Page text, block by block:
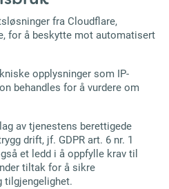
fra Cloudflare,
for å beskytte mot automatisert
opplysninger som IP-
behandles for å vurdere om
av tjenestens berettigede
drift, jf. GDPR art. 6 nr. 1
et ledd i å oppfylle krav til
tiltak for å sikre
tilgjengelighet.